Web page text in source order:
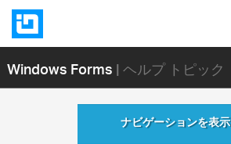
Windows Forms| ヘルプ トピック
ナビゲーションを表示